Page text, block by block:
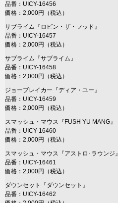
品番：UICY-16456
価格：2,000円（税込）
サブライム『ロビン・ザ・フッド』
品番：UICY-16457
価格：2,000円（税込）
サブライム『サブライム』
品番：UICY-16458
価格：2,000円（税込）
ジョーブレイカー『ディア・ユー』
品番：UICY-16459
価格：2,000円（税込）
スマッシュ・マウス『FUSH YU MANG』
品番：UICY-16460
価格：2,000円（税込）
スマッシュ・マウス『アストロ･ラウンジ』
品番：UICY-16461
価格：2,000円（税込）
ダウンセット『ダウンセット』
品番：UICY-16462